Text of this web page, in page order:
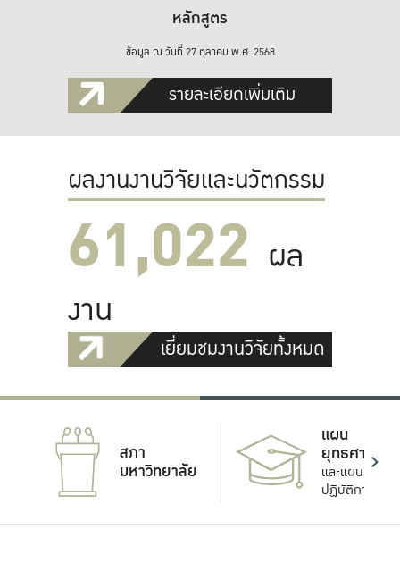
หลักสูตร
ข้อมูล ณ วันที่ 27 ตุลาคม พ.ศ. 2568
รายละเอียดเพิ่มเติม
ผลงานงานวิจัยและนวัตกรรม
61,022 ผล
งาน
เยี่ยมชมงานวิจัยทั้งหมด
สภา
มหาวิทยาลัย
แผน
ยุทธศาสตร์
และแผน
ปฏิบัติการ